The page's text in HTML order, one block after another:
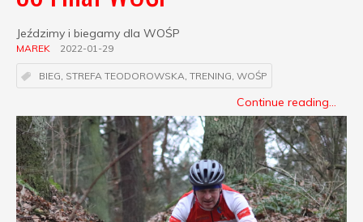
Jeździmy i biegamy dla WOŚP
MAREK 2022-01-29
BIEG, STREFA TEODOROWSKA, TRENING, WOŚP
Continue reading...